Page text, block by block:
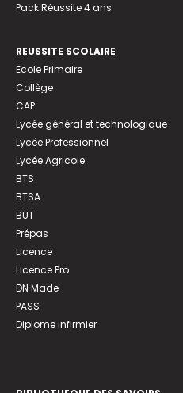
Pack Réussite 4 ans
REUSSITE SCOLAIRE
Ecole Primaire
Collège
CAP
Lycée général et technologique
Lycée Professionnel
Lycée Agricole
BTS
BTSA
BUT
Prépas
Licence
Licence Pro
DN Made
PASS
Diplome infirmier